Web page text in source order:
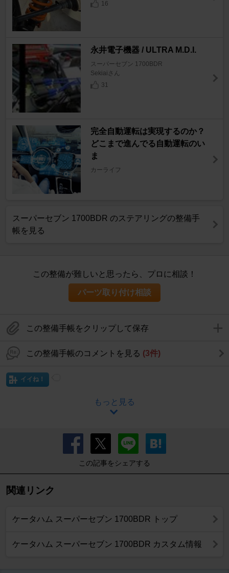
16
永井電子機器 / ULTRA M.D.I.
スーパーセブン 1700BDR
Sekiaiさん
31
完全自動運転は実現するのか？
どこまで進んでる自動運転のい
ま
カーライフ
スーパーセブン 1700BDR のステアリングの整備手
帳を見る
この整備が難しいと思ったら、プロに相談！
パーツ取り付け相談
この整備手帳をクリップして保存
この整備手帳のコメントを見る (3件)
イイね！
もっと見る
この記事をシェアする
関連リンク
ケータハム スーパーセブン 1700BDR トップ
ケータハム スーパーセブン 1700BDR カスタム情報